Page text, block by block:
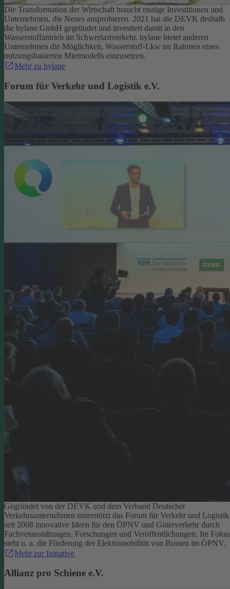
Die Transformation der Wirtschaft braucht mutige Investitionen und
Unternehmen, die Neues ausprobieren. 2021 hat die DEVK deshalb
die hylane GmbH gegründet und investiert damit in den
Wasserstoffantrieb im Schwerlastverkehr. hylane bietet anderen
Unternehmen die Möglichkeit, Wasserstoff-Lkw im Rahmen eines
nutzungsbasierten Mietmodells einzusetzen.
Mehr zu hylane
Forum für Verkehr und Logistik e.V.
Gegründet von der DEVK und dem Verband Deutscher
Verkehrsunternehmen unterstützt das Forum für Verkehr und Logistik
seit 2008 innovative Ideen für den ÖPNV und Güterverkehr durch
Fachveranstaltungen, Forschungen und Veröffentlichungen. Im Fokus
steht u. a. die Förderung der Elektromobilität von Bussen im ÖPNV.
Mehr zur Initiative
Allianz pro Schiene e.V.